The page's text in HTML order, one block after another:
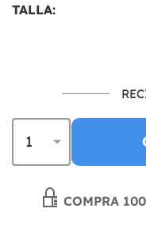
TALLA:
COMPRA